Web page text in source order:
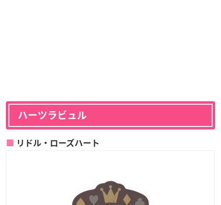
ハーツラビュル
リドル・ローズハート